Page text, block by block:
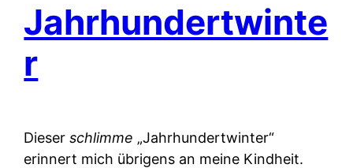
Jahrhundertwinte
r
Dieserschlimme „Jahrhundertwinter“
erinnert mich übrigens an meine Kindheit.